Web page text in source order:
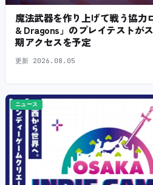
魔法武器を作り上げて戦う協力
& Dragons」のプレイテストが
期アクセスを予定
更新 2026.08.05
ニュース